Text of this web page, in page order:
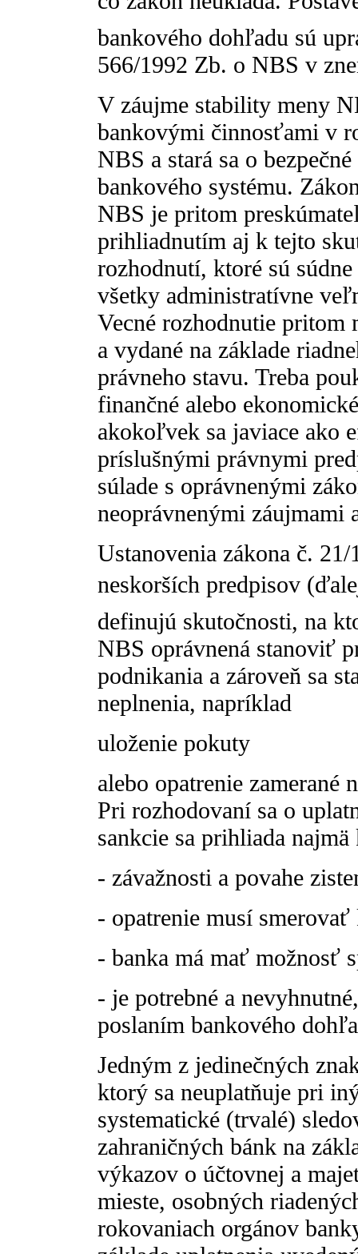
bankového dohľadu sú
566/1992 Zb. o NBS v
V záujme stability meny
bankovými činnosťami v
NBS a stará sa o
bankového systému.
NBS je pritom
prihliadnutím aj k tejto
rozhodnutí, ktoré sú
všetky administratívne
Vecné rozhodnutie pritom
a vydané na základe
právneho stavu. Treba
finančné alebo
akokoľvek sa javiace ako
príslušnými právnymi
súlade s oprávnenými
neoprávnenými záujmami
Ustanovenia zákona č.
neskorších predpisov
definujú skutočnosti, na
NBS oprávnená stanoviť
podnikania a zároveň sa
neplnenia, napríklad
uloženie pokuty
alebo opatrenie zamerané
Pri rozhodovaní sa o
sankcie sa prihliada najmä
- závažnosti a povahe
- opatrenie musí smerovať
- banka má mať možnosť
- je potrebné a
poslaním bankového
Jedným z jedinečných
ktorý sa neuplatňuje pri
systematické (trvalé)
zahraničných bánk na
výkazov o účtovnej a
mieste, osobných
rokovaniach orgánov